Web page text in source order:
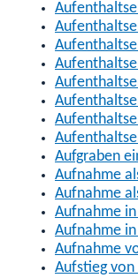
Aufgraben
Aufnahme
Aufnahme
Aufnahme
Aufnahme
Aufnahme
Aufstieg